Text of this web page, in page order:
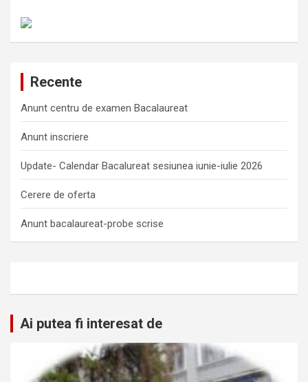
Recente
Anunt centru de examen Bacalaureat
Anunt inscriere
Update- Calendar Bacalureat sesiunea iunie-iulie 2026
Cerere de oferta
Anunt bacalaureat-probe scrise
Ai putea fi interesat de